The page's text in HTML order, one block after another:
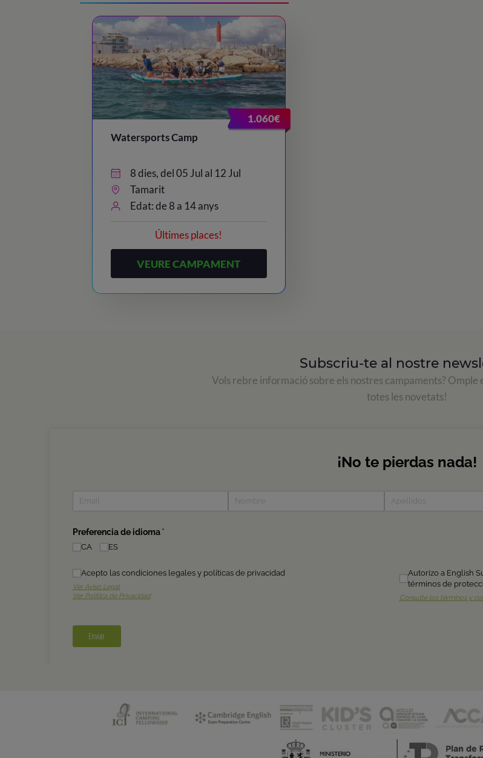
1.060€
Watersports Camp
8 dies, del 05 Jul al 12 Jul
Tamarit
Edat: de 8 a 14 anys
Últimes places!
VEURE CAMPAMENT
Subscriu-te al nostre
Vols rebre informació sobre els nostres campaments?
totes les novetats!